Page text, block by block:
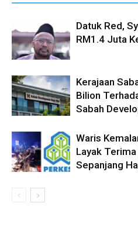
Datuk Red,
RM1.4 Juta
Kerajaan
Bilion
Sabah
Waris
Layak Terima
Sepanjang